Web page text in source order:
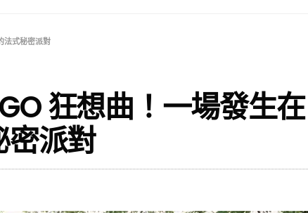
法式秘密派對
狂想曲！一場發生在
密派對